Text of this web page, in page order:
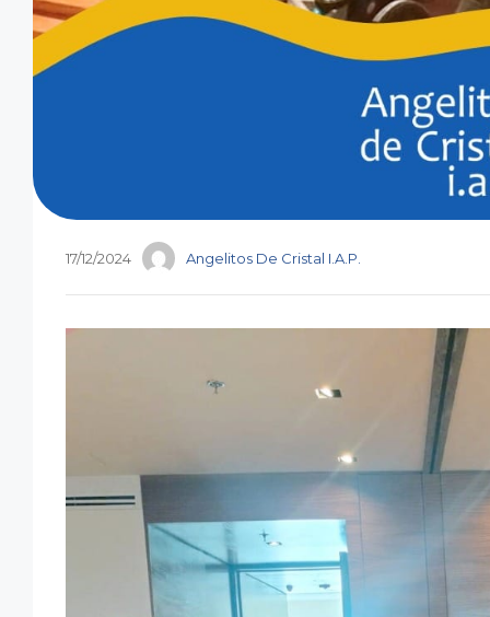
17/12/2024 Angelitos De Cristal I.A.P.